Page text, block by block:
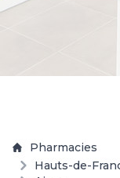
Pharmacies
Hauts-de-